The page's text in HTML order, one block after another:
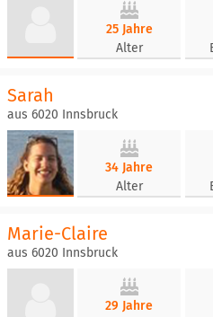
25 Jahre
Alter
Sarah
aus 6020 Innsbruck
34 Jahre
Alter
Marie-Claire
aus 6020 Innsbruck
29 Jahre